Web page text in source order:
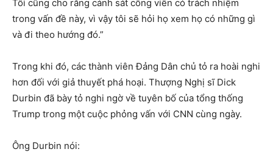
Tôi cũng cho rằng cảnh sát công viên có trách nhiệm
trong vấn đề này, vì vậy tôi sẽ hỏi họ xem họ có những gì
và đi theo hướng đó.”
Trong khi đó, các thành viên Đảng Dân chủ tỏ ra hoài nghi
hơn đối với giả thuyết phá hoại. Thượng Nghị sĩ Dick
Durbin đã bày tỏ nghi ngờ về tuyên bố của tổng thống
Trump trong một cuộc phỏng vấn với CNN cùng ngày.
Ông Durbin nói: